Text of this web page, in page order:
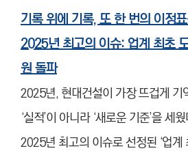
기록 위에 기록, 또 한 번의 이정
2025년 최고의 이슈: 업계 최초
원 돌파
2025년, 현대건설이 가장 뜨겁게 기
‘실적’이 아니라 ‘새로운 기준’을 세
2025년 최고의 이슈로 선정된 ‘업